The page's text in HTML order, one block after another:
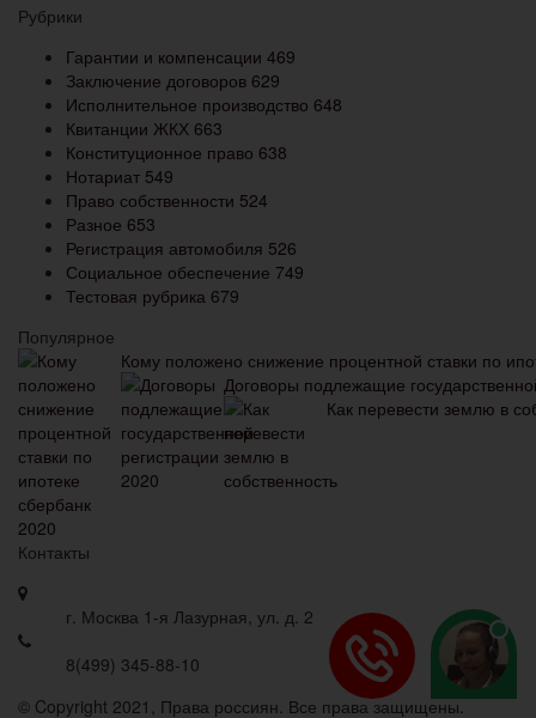
Рубрики
Гарантии и компенсации 469
Заключение договоров 629
Исполнительное производство 648
Квитанции ЖКХ 663
Конституционное право 638
Нотариат 549
Право собственности 524
Разное 653
Регистрация автомобиля 526
Социальное обеспечение 749
Тестовая рубрика 679
Популярное
Кому положено снижение процентной ставки по
Договоры подлежащие
Как перевести землю в
Контакты
г. Москва 1-я Лазурная, ул. д. 2
8(499) 345-88-10
© Copyright 2021, Права россиян. Все права защищены.